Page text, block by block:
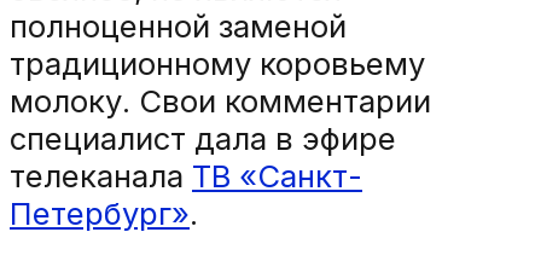
полноценной заменой
традиционному коровьему
молоку. Свои комментарии
специалист дала в эфире
телеканала ТВ «Санкт-
Петербург».